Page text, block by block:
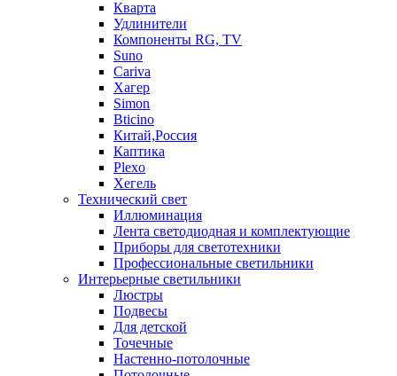
Кварта
Удлинители
Компоненты RG, TV
Suno
Cariva
Хагер
Simon
Bticino
Китай,Россия
Каптика
Plexo
Хегель
Технический свет
Иллюминация
Лента светодиодная и комплектующие
Приборы для светотехники
Профессиональные светильники
Интерьерные светильники
Люстры
Подвесы
Для детской
Точечные
Настенно-потолочные